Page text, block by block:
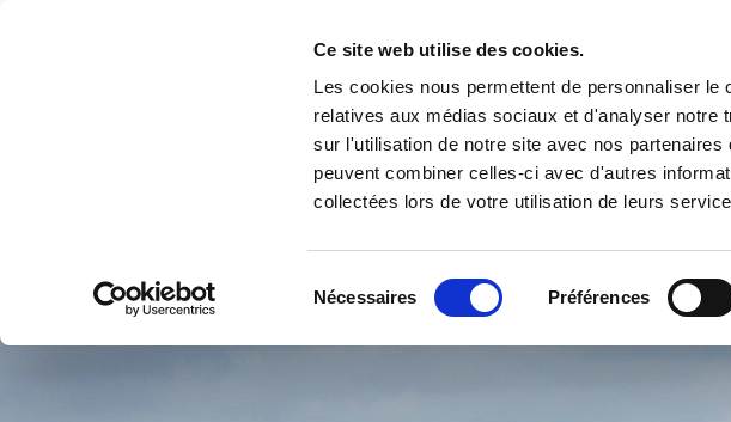
Ce site web utilise des cookies.
Les cookies nous permettent de personnaliser
relatives aux médias sociaux et d'analyser notre
sur l'utilisation de notre site avec nos
peuvent combiner celles-ci avec d'autres
collectées lors de votre utilisation de leurs
du
Nécessaires Préférences
Ferme de Bricqueville
depuis 1970
Accueil